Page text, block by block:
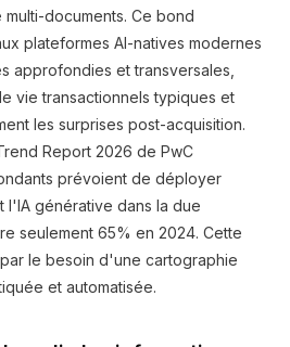
documents. Ce bond
plateformes AI-natives modernes
approfondies et transversales,
vie transactionnels typiques et
les surprises post-acquisition.
Report 2026 de PwC
prévoient de déployer
générative dans la due
seulement 65% en 2024. Cette
le besoin d'une cartographie
et automatisée.